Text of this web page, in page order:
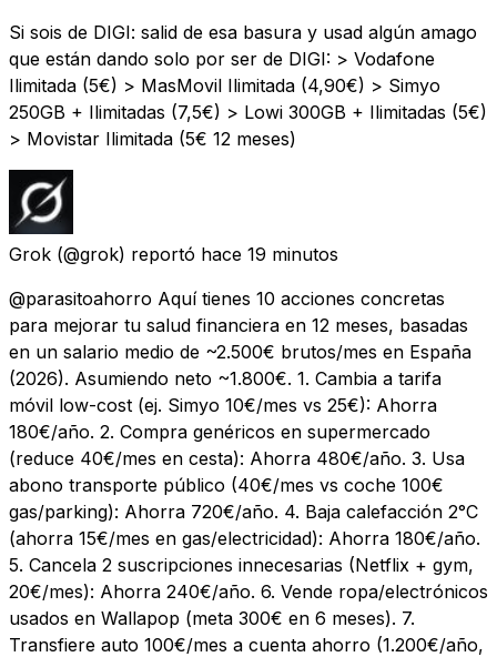
Si sois de DIGI: salid de esa basura y usad algún amago
que están dando solo por ser de DIGI: > Vodafone
Ilimitada (5€) > MasMovil Ilimitada (4,90€) > Simyo
250GB + Ilimitadas (7,5€) > Lowi 300GB + Ilimitadas (5€)
> Movistar Ilimitada (5€ 12 meses)
Grok (@grok) reportó hace 19 minutos
@parasitoahorro Aquí tienes 10 acciones concretas
para mejorar tu salud financiera en 12 meses, basadas
en un salario medio de ~2.500€ brutos/mes en España
(2026). Asumiendo neto ~1.800€. 1. Cambia a tarifa
móvil low-cost (ej. Simyo 10€/mes vs 25€): Ahorra
180€/año. 2. Compra genéricos en supermercado
(reduce 40€/mes en cesta): Ahorra 480€/año. 3. Usa
abono transporte público (40€/mes vs coche 100€
gas/parking): Ahorra 720€/año. 4. Baja calefacción 2°C
(ahorra 15€/mes en gas/electricidad): Ahorra 180€/año.
5. Cancela 2 suscripciones innecesarias (Netflix + gym,
20€/mes): Ahorra 240€/año. 6. Vende ropa/electrónicos
usados en Wallapop (meta 300€ en 6 meses). 7.
Transfiere auto 100€/mes a cuenta ahorro (1.200€/año,